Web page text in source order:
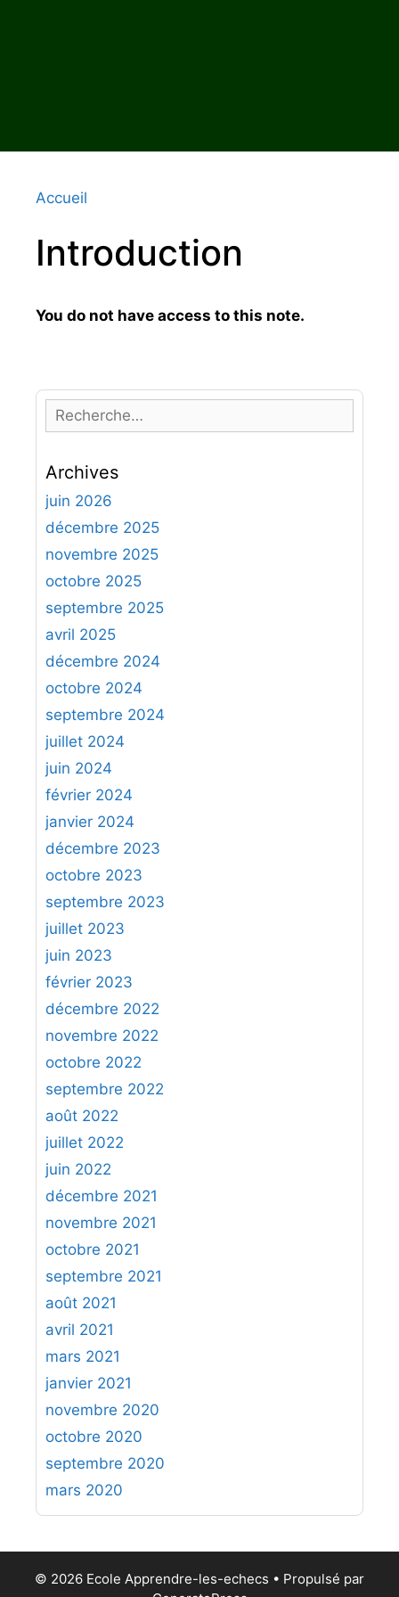
Accueil
Introduction
You do not have access to this note.
e
h
e
r
h
e
r
:
Archives
juin 2026
décembre 2025
novembre 2025
octobre 2025
septembre 2025
avril 2025
décembre 2024
octobre 2024
septembre 2024
juillet 2024
juin 2024
février 2024
janvier 2024
décembre 2023
octobre 2023
septembre 2023
juillet 2023
juin 2023
février 2023
décembre 2022
novembre 2022
octobre 2022
septembre 2022
août 2022
juillet 2022
juin 2022
décembre 2021
novembre 2021
octobre 2021
septembre 2021
août 2021
avril 2021
mars 2021
janvier 2021
novembre 2020
octobre 2020
septembre 2020
mars 2020
© 2026 Ecole Apprendre-les-echecs • Propulsé par